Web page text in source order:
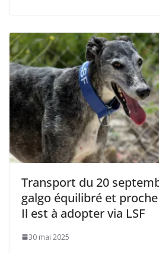
Transport du 20
galgo équilibré et
Il est à adopter via LSF
30 mai 2025